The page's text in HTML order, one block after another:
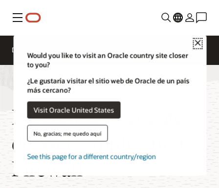
Menú
Close
Would you like to visit an Oracle country site closer
to you?
¿Le gustaría visitar el sitio web de Oracle de un país
más cercano?
Visit Oracle United States
No, gracias; me quedo aquí
See this page for a different country/region
Descripción general
Preguntas frecuentes
de Web Application
Firewall